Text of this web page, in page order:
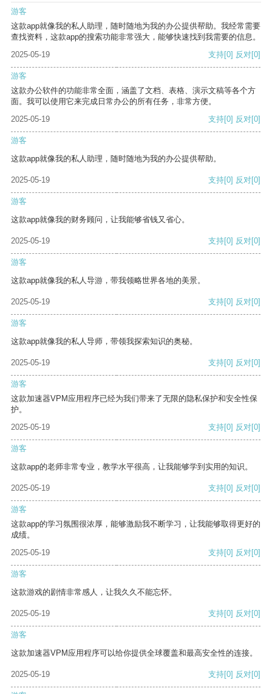
游客
这款app就像我的私人助理，随时随地为我的办公提供帮助。我经常需要
查找资料，这款app的搜索功能非常强大，能够快速找到我需要的信息。
2025-05-19
支持[0] 反对[0]
游客
这款办公软件的功能非常全面，涵盖了文档、表格、演示文稿等各个方
面。我可以使用它来完成日常办公的所有任务，非常方便。
2025-05-19
支持[0] 反对[0]
游客
这款app就像我的私人助理，随时随地为我的办公提供帮助。
2025-05-19 支持[0] 反对[0]
游客
这款app就像我的财务顾问，让我能够省钱又省心。
2025-05-19 支持[0] 反对[0]
游客
这款app就像我的私人导游，带我领略世界各地的美景。
2025-05-19 支持[0] 反对[0]
游客
这款app就像我的私人导师，带领我探索知识的奥秘。
2025-05-19 支持[0] 反对[0]
游客
这款加速器VPM应用程序已经为我们带来了无限的隐私保护和安全性保
护。
2025-05-19
支持[0] 反对[0]
游客
这款app的老师非常专业，教学水平很高，让我能够学到实用的知识。
2025-05-19 支持[0] 反对[0]
游客
这款app的学习氛围很浓厚，能够激励我不断学习，让我能够取得更好的
成绩。
2025-05-19
支持[0] 反对[0]
游客
这款游戏的剧情非常感人，让我久久不能忘怀。
2025-05-19 支持[0] 反对[0]
游客
这款加速器VPM应用程序可以给你提供全球覆盖和最高安全性的连接。
2025-05-19 支持[0] 反对[0]